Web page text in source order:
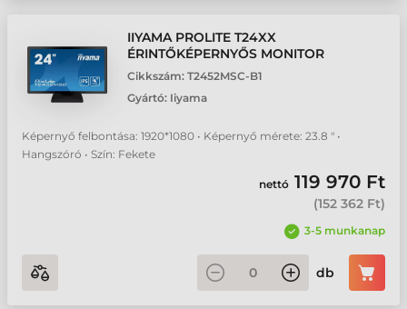
IIYAMA PROLITE T24XX
ÉRINTŐKÉPERNYŐS MONITOR
Cikkszám: T2452MSC-B1
Gyártó: Iiyama
Képernyő felbontása: 1920*1080 • Képernyő mérete: 23.8 " •
Hangszóró • Szín: Fekete
nettó 119 970 Ft
(152 362 Ft)
3-5 munkanap
db